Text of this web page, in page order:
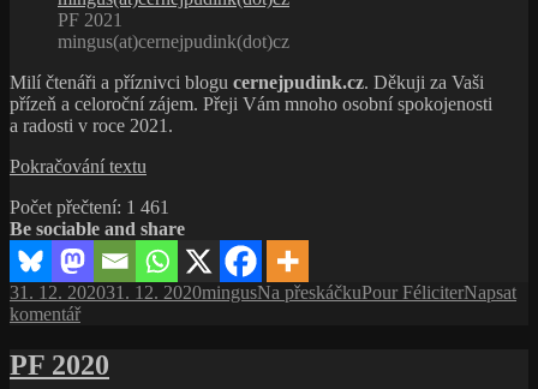
PF 2021
mingus(at)cernejpudink(dot)cz
Milí čtenáři a příznivci blogu cernejpudink.cz. Děkuji za Vaši
přízeň a celoroční zájem. Přeji Vám mnoho osobní spokojenosti
a radosti v roce 2021.
Pokračování textu
2021
Počet přečtení: 1 461
Be sociable and share
Publikováno:
31. 12. 202031. 12. 2020Autor:
mingusRubriky:
Na přeskáčkuŠtítky:
Pour FéliciterNapsat
komentářpro
s
názvem
PF 2020